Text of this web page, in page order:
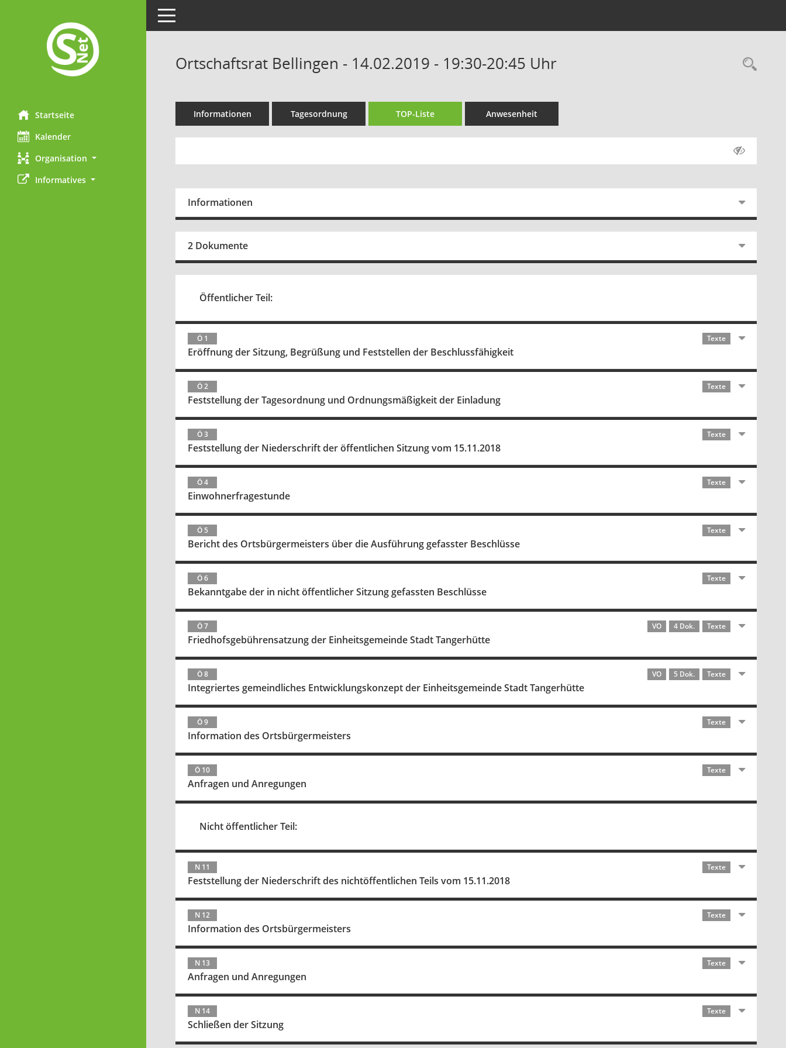
Startseite
Kalender
Organisation
Informatives
Toggle navigation
Ortschaftsrat Bellingen - 14.02.2019 - 19:30-20:45 Uhr
Informationen Tagesordnung TOP-Liste Anwesenheit
Informationen
2 Dokumente
Öffentlicher Teil:
Ö 1 Texte
Eröffnung der Sitzung, Begrüßung und Feststellen der Beschlussfähigkeit
Ö 2 Texte
Feststellung der Tagesordnung und Ordnungsmäßigkeit der Einladung
Ö 3 Texte
Feststellung der Niederschrift der öffentlichen Sitzung vom 15.11.2018
Ö 4 Texte
Einwohnerfragestunde
Ö 5 Texte
Bericht des Ortsbürgermeisters über die Ausführung gefasster Beschlüsse
Ö 6 Texte
Bekanntgabe der in nicht öffentlicher Sitzung gefassten Beschlüsse
Ö 7 VO 4 Dok. Texte
Friedhofsgebührensatzung der Einheitsgemeinde Stadt Tangerhütte
Ö 8 VO 5 Dok. Texte
Integriertes gemeindliches Entwicklungskonzept der Einheitsgemeinde Stadt Tangerhütte
Ö 9 Texte
Information des Ortsbürgermeisters
Ö 10 Texte
Anfragen und Anregungen
Nicht öffentlicher Teil:
N 11 Texte
Feststellung der Niederschrift des nichtöffentlichen Teils vom 15.11.2018
N 12 Texte
Information des Ortsbürgermeisters
N 13 Texte
Anfragen und Anregungen
N 14 Texte
Schließen der Sitzung